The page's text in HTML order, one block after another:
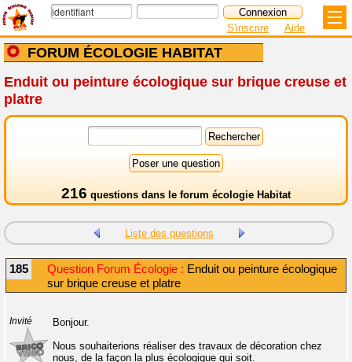
FORUM ÉCOLOGIE HABITAT
S'inscrire Aide
Enduit ou peinture écologique sur brique creuse et
platre
216 questions dans le forum écologie Habitat
Liste des questions
185 Question Forum Écologie : Enduit ou peinture écologique
sur brique creuse et platre
Invité
Bonjour.
Nous souhaiterions réaliser des travaux de décoration chez
nous, de la façon la plus écologique qui soit.